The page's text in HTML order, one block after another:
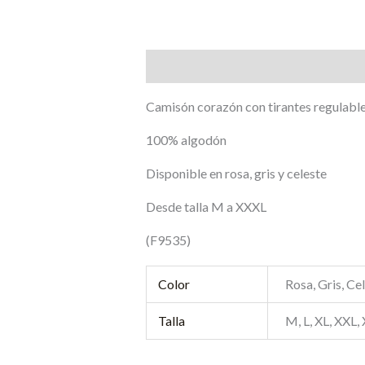
Camisón corazón con tirantes
100% algodón
Disponible en rosa, gris y celeste
Desde talla M a XXXL
(F9535)
Color Rosa, Gris,
Talla M, L, XL, XXL,